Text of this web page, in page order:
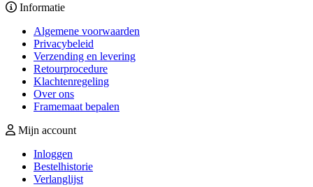
Informatie
Algemene voorwaarden
Privacybeleid
Verzending en levering
Retourprocedure
Klachtenregeling
Over ons
Framemaat bepalen
Mijn account
Inloggen
Bestelhistorie
Verlanglijst